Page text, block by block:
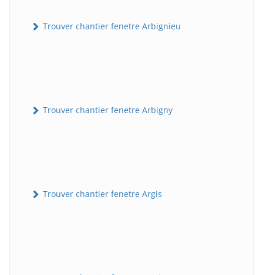
Trouver chantier fenetre Arbignieu
Trouver chantier fenetre Arbigny
Trouver chantier fenetre Argis